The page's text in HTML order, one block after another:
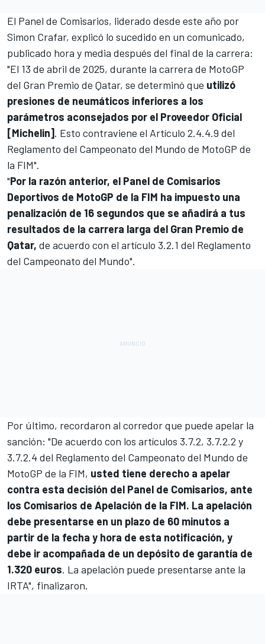
El Panel de Comisarios, liderado desde este año por
Simon Crafar, explicó lo sucedido en un comunicado,
publicado hora y media después del final de la carrera:
"El 13 de abril de 2025, durante la carrera de MotoGP
del Gran Premio de Qatar, se determinó que utilizó
presiones de neumáticos inferiores a los
parámetros aconsejados por el Proveedor Oficial
[Michelin]. Esto contraviene el Artículo 2.4.4.9 del
Reglamento del Campeonato del Mundo de MotoGP de
la FIM".
"Por la razón anterior, el Panel de Comisarios
Deportivos de MotoGP de la FIM ha impuesto una
penalización de 16 segundos que se añadirá a tus
resultados de la carrera larga del Gran Premio de
Qatar, de acuerdo con el artículo 3.2.1 del Reglamento
del Campeonato del Mundo".
Por último, recordaron al corredor que puede apelar la
sanción: "De acuerdo con los artículos 3.7.2, 3.7.2.2 y
3.7.2.4 del Reglamento del Campeonato del Mundo de
MotoGP de la FIM, usted tiene derecho a apelar
contra esta decisión del Panel de Comisarios, ante
los Comisarios de Apelación de la FIM. La apelación
debe presentarse en un plazo de 60 minutos a
partir de la fecha y hora de esta notificación, y
debe ir acompañada de un depósito de garantía de
1.320 euros. La apelación puede presentarse ante la
IRTA", finalizaron.